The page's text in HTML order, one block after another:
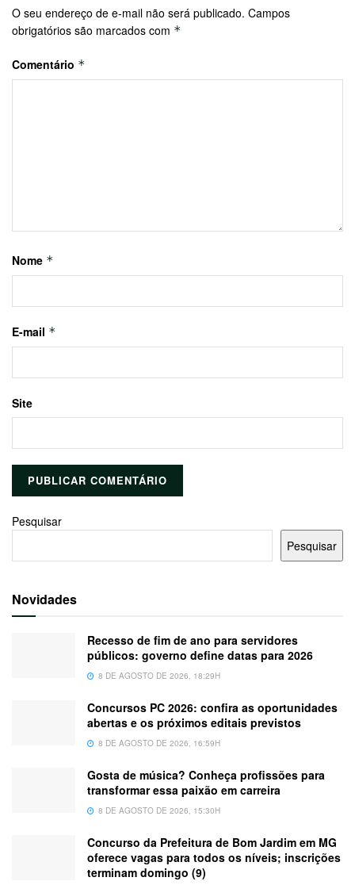
O seu endereço de e-mail não será publicado. Campos
obrigatórios são marcados com *
Comentário *
Nome *
E-mail *
Site
Pesquisar
Pesquisar
Novidades
Recesso de fim de ano para servidores
públicos: governo define datas para 2026
8 DE AGOSTO DE 2026, 18:29H
Concursos PC 2026: confira as oportunidades
abertas e os próximos editais previstos
8 DE AGOSTO DE 2026, 16:59H
Gosta de música? Conheça profissões para
transformar essa paixão em carreira
8 DE AGOSTO DE 2026, 15:30H
Concurso da Prefeitura de Bom Jardim em MG
oferece vagas para todos os níveis; inscrições
terminam domingo (9)